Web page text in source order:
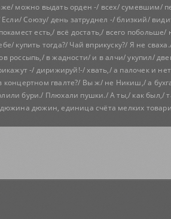
можно выдать орден -/ всех/ сумевшим/
Если/ Союзу/ день затруднел -/ близкий/
есть,/ всё достать,/ всего
купить тогда?/ Чай вприкуску?/ Я не
россыпь,/ в жадности/ и в алчи/ укупил/
-/ дирижируй!-/ хвать,/ а палочек и
гвалте?/ Вы ж/ не Никиш,/ а
бури./ Плюхали пушки./ А ты,/ как
дюжин, единица счёта мелких